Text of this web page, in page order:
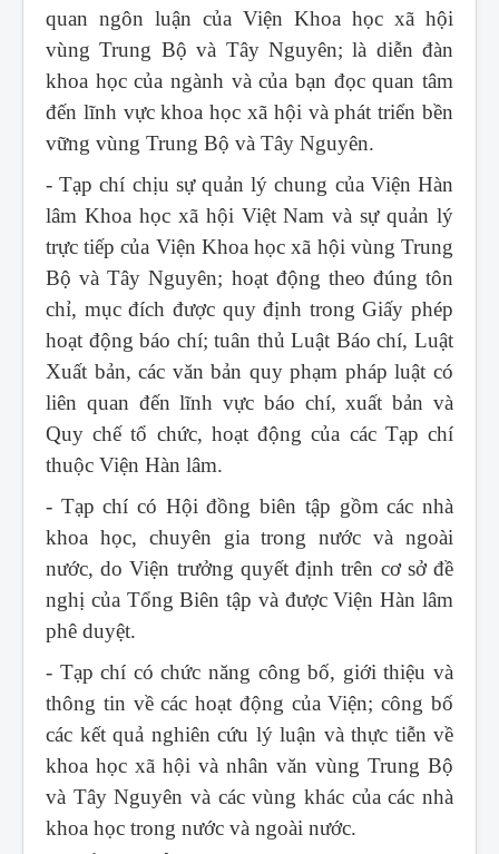
quan ngôn luận của Viện Khoa học xã hội
vùng Trung Bộ và Tây Nguyên; là diễn đàn
khoa học của ngành và của bạn đọc quan tâm
đến lĩnh vực khoa học xã hội và phát triển bền
vững vùng Trung Bộ và Tây Nguyên.
- Tạp chí chịu sự quản lý chung của Viện Hàn
lâm Khoa học xã hội Việt Nam và sự quản lý
trực tiếp của Viện Khoa học xã hội vùng Trung
Bộ và Tây Nguyên; hoạt động theo đúng tôn
chỉ, mục đích được quy định trong Giấy phép
hoạt động báo chí; tuân thủ Luật Báo chí, Luật
Xuất bản, các văn bản quy phạm pháp luật có
liên quan đến lĩnh vực báo chí, xuất bản và
Quy chế tổ chức, hoạt động của các Tạp chí
thuộc Viện Hàn lâm.
- Tạp chí có Hội đồng biên tập gồm các nhà
khoa học, chuyên gia trong nước và ngoài
nước, do Viện trưởng quyết định trên cơ sở đề
nghị của Tổng Biên tập và được Viện Hàn lâm
phê duyệt.
- Tạp chí có chức năng công bố, giới thiệu và
thông tin về các hoạt động của Viện; công bố
các kết quả nghiên cứu lý luận và thực tiễn về
khoa học xã hội và nhân văn vùng Trung Bộ
và Tây Nguyên và các vùng khác của các nhà
khoa học trong nước và ngoài nước.